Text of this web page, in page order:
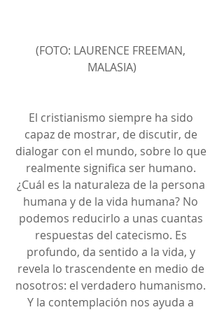
(FOTO: LAURENCE FREEMAN,
MALASIA)
El cristianismo siempre ha sido
capaz de mostrar, de discutir, de
dialogar con el mundo, sobre lo que
realmente significa ser humano.
¿Cuál es la naturaleza de la persona
humana y de la vida humana? No
podemos reducirlo a unas cuantas
respuestas del catecismo. Es
profundo, da sentido a la vida, y
revela lo trascendente en medio de
nosotros: el verdadero humanismo.
Y la contemplación nos ayuda a